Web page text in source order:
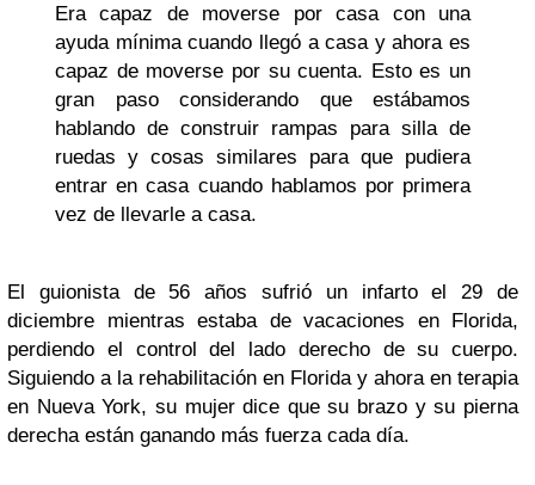
Era capaz de moverse por casa con una
ayuda mínima cuando llegó a casa y ahora es
capaz de moverse por su cuenta. Esto es un
gran paso considerando que estábamos
hablando de construir rampas para silla de
ruedas y cosas similares para que pudiera
entrar en casa cuando hablamos por primera
vez de llevarle a casa.
El guionista de 56 años sufrió un infarto el 29 de
diciembre mientras estaba de vacaciones en Florida,
perdiendo el control del lado derecho de su cuerpo.
Siguiendo a la rehabilitación en Florida y ahora en terapia
en Nueva York, su mujer dice que su brazo y su pierna
derecha están ganando más fuerza cada día.